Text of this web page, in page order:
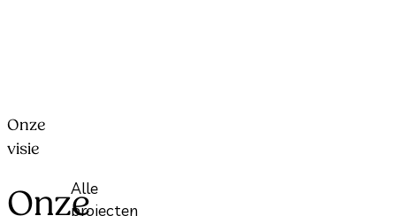
Onze
visie
Onze
Alle
projecten